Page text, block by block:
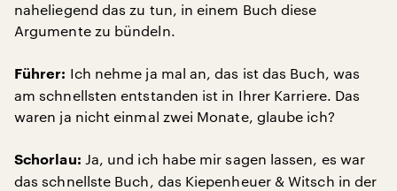
naheliegend das zu tun, in einem Buch diese
Argumente zu bündeln.
Führer: Ich nehme ja mal an, das ist das Buch, was
am schnellsten entstanden ist in Ihrer Karriere. Das
waren ja nicht einmal zwei Monate, glaube ich?
Schorlau: Ja, und ich habe mir sagen lassen, es war
das schnellste Buch, das Kiepenheuer & Witsch in der